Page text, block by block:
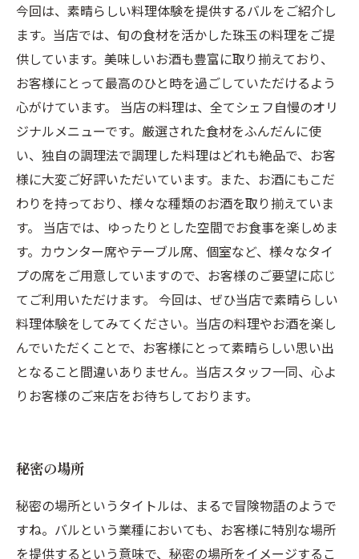
今回は、素晴らしい料理体験を提供するバルをご紹介し
ます。当店では、旬の食材を活かした珠玉の料理をご提
供しています。美味しいお酒も豊富に取り揃えており、
お客様にとって最高のひと時を過ごしていただけるよう
心がけています。 当店の料理は、全てシェフ自慢のオリ
ジナルメニューです。厳選された食材をふんだんに使
い、独自の調理法で調理した料理はどれも絶品で、お客
様に大変ご好評いただいています。また、お酒にもこだ
わりを持っており、様々な種類のお酒を取り揃えていま
す。 当店では、ゆったりとした空間でお食事を楽しめま
す。カウンター席やテーブル席、個室など、様々なタイ
プの席をご用意していますので、お客様のご要望に応じ
てご利用いただけます。 今回は、ぜひ当店で素晴らしい
料理体験をしてみてください。当店の料理やお酒を楽し
んでいただくことで、お客様にとって素晴らしい思い出
となること間違いありません。当店スタッフ一同、心よ
りお客様のご来店をお待ちしております。
秘密の場所
秘密の場所というタイトルは、まるで冒険物語のようで
すね。バルという業種においても、お客様に特別な場所
を提供するという意味で、秘密の場所をイメージするこ